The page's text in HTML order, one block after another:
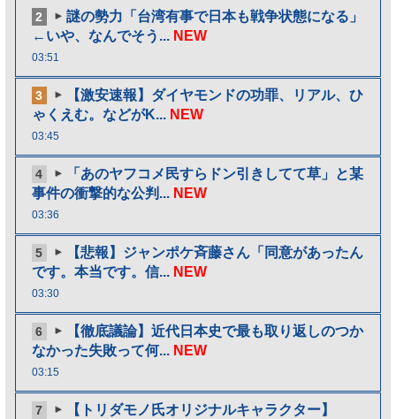
2
謎の勢力「台湾有事で日本も戦争状態になる」
←いや、なんでそう... NEW
03:51
3
【激安速報】ダイヤモンドの功罪、リアル、ひ
ゃくえむ。などがK... NEW
03:45
4
「あのヤフコメ民すらドン引きしてて草」と某
事件の衝撃的な公判... NEW
03:36
5
【悲報】ジャンポケ斉藤さん「同意があったん
です。本当です。信... NEW
03:30
6
【徹底議論】近代日本史で最も取り返しのつか
なかった失敗って何... NEW
03:15
7
【トリダモノ氏オリジナルキャラクター】